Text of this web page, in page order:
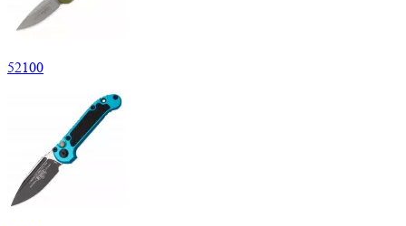
52100